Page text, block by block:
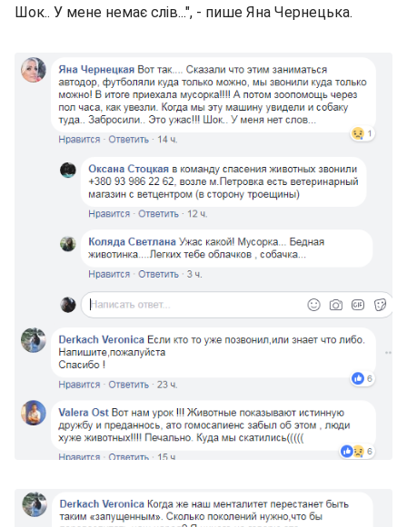
Шок.. У мене немає слів...", - пише Яна Чернецька.